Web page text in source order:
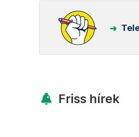
Friss hírek